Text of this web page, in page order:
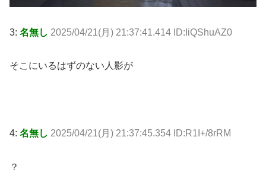
3: 名無し 2025/04/21(月) 21:37:41.414 ID:IiQShuAZ0
そこにいるはずのない人影が
4: 名無し 2025/04/21(月) 21:37:45.354 ID:R1I+/8rRM
？